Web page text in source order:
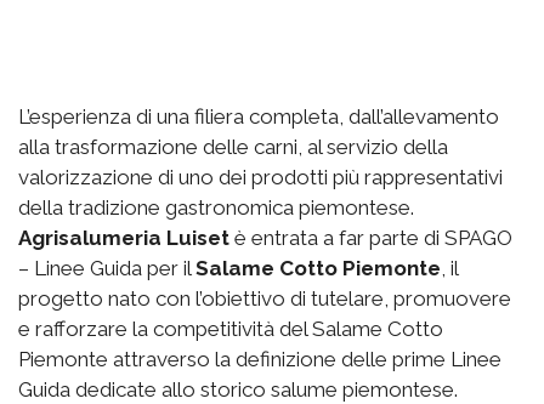
L’esperienza di una filiera completa, dall’allevamento
alla trasformazione delle carni, al servizio della
valorizzazione di uno dei prodotti più rappresentativi
della tradizione gastronomica piemontese.
Agrisalumeria Luiset è entrata a far parte di SPAGO
– Linee Guida per ilSalame Cotto Piemonte, il
progetto nato con l’obiettivo di tutelare, promuovere
e rafforzare la competitività del Salame Cotto
Piemonte attraverso la definizione delle prime Linee
Guida dedicate allo storico salume piemontese.